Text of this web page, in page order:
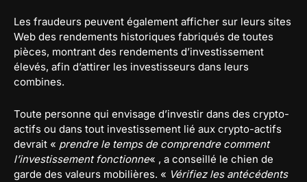
Les fraudeurs peuvent également afficher sur leurs sites
Web des rendements historiques fabriqués de toutes
pièces, montrant des rendements d’investissement
élevés, afin d’attirer les investisseurs dans leurs
combines.
Toute personne qui envisage d’investir dans des crypto-
actifs ou dans tout investissement lié aux crypto-actifs
devrait « prendre le temps de comprendre comment
l’investissement fonctionne« , a conseillé le chien de
garde des valeurs mobilières. « Vérifiez les antécédents